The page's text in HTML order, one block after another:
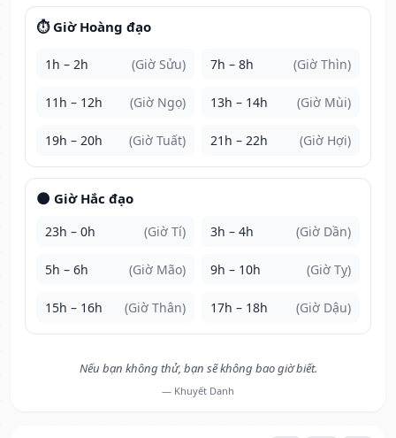
⏱️ Giờ Hoàng đạo
1h – 2h (Giờ Sửu) 7h – 8h (Giờ Thìn)
11h – 12h (Giờ Ngọ) 13h – 14h (Giờ Mùi)
19h – 20h (Giờ Tuất) 21h – 22h (Giờ Hợi)
🌑 Giờ Hắc đạo
23h – 0h (Giờ Tí) 3h – 4h (Giờ Dần)
5h – 6h (Giờ Mão) 9h – 10h (Giờ Tỵ)
15h – 16h (Giờ Thân) 17h – 18h (Giờ Dậu)
Nếu bạn không thử, bạn sẽ không bao giờ biết.
— Khuyết Danh